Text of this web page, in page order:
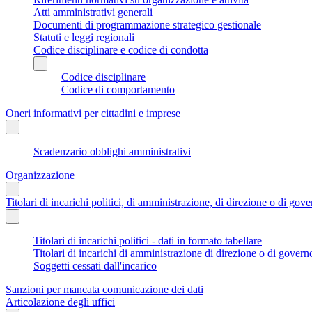
Atti amministrativi generali
Documenti di programmazione strategico gestionale
Statuti e leggi regionali
Codice disciplinare e codice di condotta
Codice disciplinare
Codice di comportamento
Oneri informativi per cittadini e imprese
Scadenzario obblighi amministrativi
Organizzazione
Titolari di incarichi politici, di amministrazione, di direzione o di
Titolari di incarichi politici - dati in formato tabellare
Titolari di incarichi di amministrazione di direzione o di
Soggetti cessati dall'incarico
Sanzioni per mancata comunicazione dei dati
Articolazione degli uffici